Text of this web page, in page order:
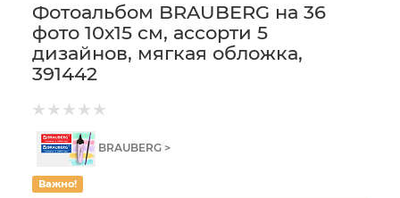
Фотоальбом BRAUBERG на 36
фото 10х15 см, ассорти 5
дизайнов, мягкая обложка,
391442
BRAUBERG >
Важно!